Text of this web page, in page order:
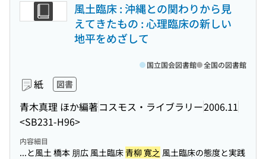
風土臨床 : 沖縄との関わりから見
えてきたもの : 心理臨床の新しい
地平をめざして
紙 図書
青木真理 ほか編著コスモス・ライブラリー2006.11
<SB231-H96>
国立国会図書館 全国の図書館
内容細目
...と風土 橋本 朋広 風土臨床青柳 寛之 風土臨床の態度と実践